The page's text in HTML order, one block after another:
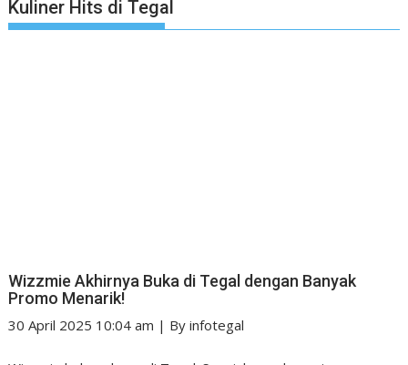
Kuliner Hits di Tegal
Wizzmie Akhirnya Buka di Tegal dengan Banyak
Promo Menarik!
30 April 2025 10:04 am | Byinfotegal